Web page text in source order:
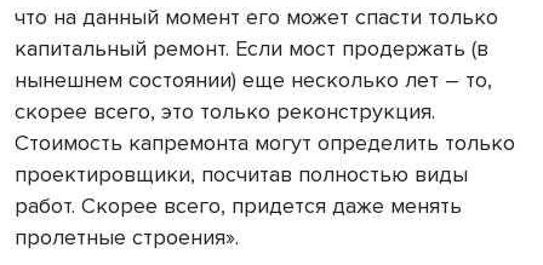
что на данный момент его может спасти только
капитальный ремонт. Если мост продержать (в
нынешнем состоянии) еще несколько лет – то,
скорее всего, это только реконструкция.
Стоимость капремонта могут определить только
проектировщики, посчитав полностью виды
работ. Скорее всего, придется даже менять
пролетные строения».